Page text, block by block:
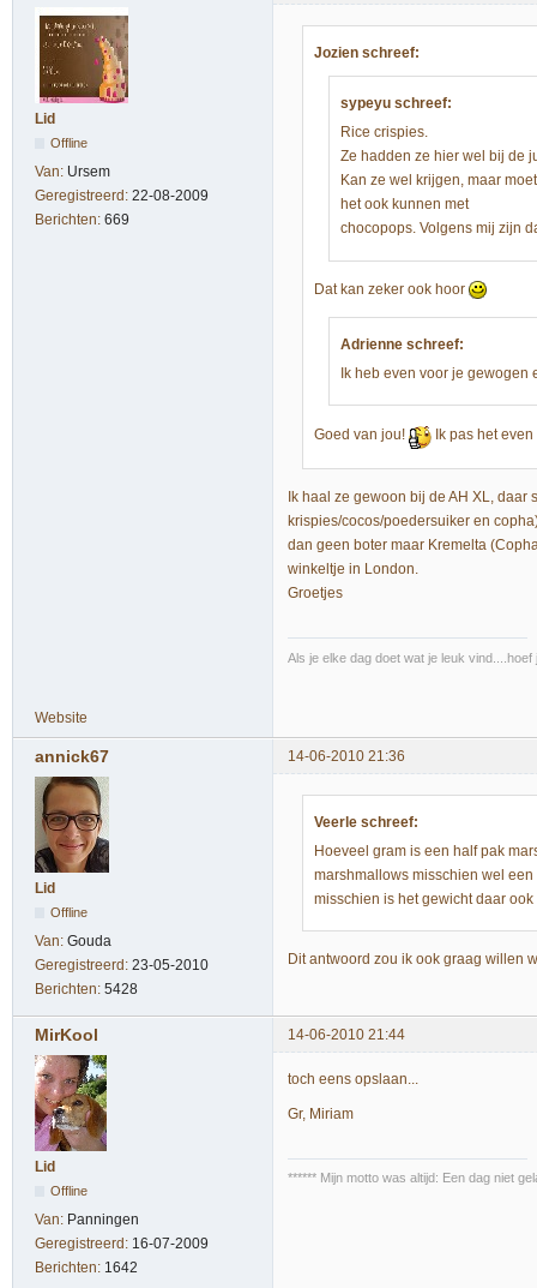
Lid
Offline
Van: Ursem
Geregistreerd: 22-08-2009
Berichten: 669
Jozien schreef:
sypeyu schreef:
Rice crispies.
Ze hadden ze hier wel bij de
Kan ze wel krijgen, maar
het ook kunnen met
chocopops. Volgens mij zijn
Dat kan zeker ook hoor
Adrienne schreef:
Ik heb even voor je
Goed van jou! Ik pas het
Ik haal ze gewoon bij de AH XL,
krispies/cocos/poedersuiker en
dan geen boter maar Kremelta
winkeltje in London.
Groetjes
Als je elke dag doet wat je leuk
Website
annick67 14-06-2010 21:36
Lid
Offline
Van: Gouda
Geregistreerd: 23-05-2010
Berichten: 5428
Veerle schreef:
Hoeveel gram is een half pak
marshmallows misschien wel
misschien is het gewicht daar
Dit antwoord zou ik ook graag willen
MirKool 14-06-2010 21:44
Lid
Offline
Van: Panningen
Geregistreerd: 16-07-2009
Berichten: 1642
toch eens opslaan...
Gr, Miriam
****** Mijn motto was altijd: Een dag niet